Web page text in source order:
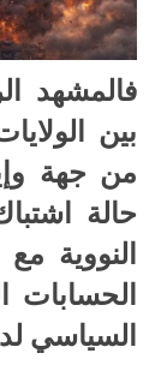
فالمشهد
بين
من جهة
حالة
النووية مع
الحسابات
السياسي